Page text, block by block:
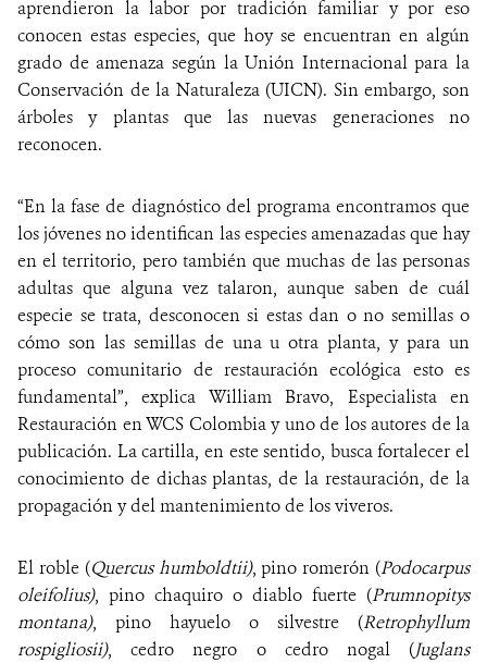
aprendieron la labor por tradición familiar y por eso
conocen estas especies, que hoy se encuentran en algún
grado de amenaza según la Unión Internacional para la
Conservación de la Naturaleza (UICN). Sin embargo, son
árboles y plantas que las nuevas generaciones no
reconocen.
“En la fase de diagnóstico del programa encontramos que
los jóvenes no identifican las especies amenazadas que hay
en el territorio, pero también que muchas de las personas
adultas que alguna vez talaron, aunque saben de cuál
especie se trata, desconocen si estas dan o no semillas o
cómo son las semillas de una u otra planta, y para un
proceso comunitario de restauración ecológica esto es
fundamental”, explica William Bravo, Especialista en
Restauración en WCS Colombia y uno de los autores de la
publicación. La cartilla, en este sentido, busca fortalecer el
conocimiento de dichas plantas, de la restauración, de la
propagación y del mantenimiento de los viveros.
El roble (Quercus humboldtii), pino romerón (Podocarpus
oleifolius), pino chaquiro o diablo fuerte (Prumnopitys
montana), pino hayuelo o silvestre (Retrophyllum
rospigliosii), cedro negro o cedro nogal (Juglans